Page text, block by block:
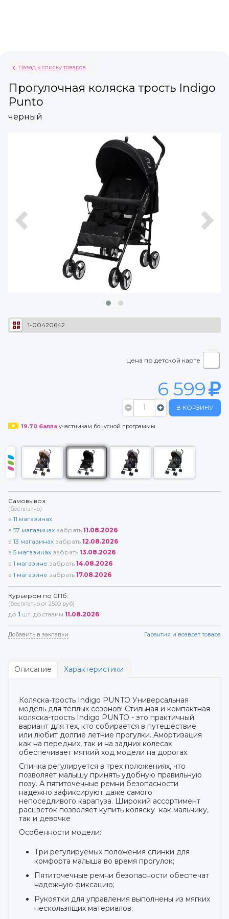
Назад к списку товаров
Прогулочная коляска трость Indigo
Punto
черный
1-00420642
Цена по детской карте
6 599
В КОРЗИНУ
19.70 баллаучастникам бонусной программы
Самовывоз:
(бесплатно)
в 11 магазинах
в 57 магазинах забрать 11.08.2026
в 13 магазинах забрать 12.08.2026
в 5 магазинах забрать 13.08.2026
в 1 магазине забрать 14.08.2026
в 1 магазине забрать 17.08.2026
Курьером по СПб:
(бесплатно от 2500 руб)
до 1 шт. доставим 11.08.2026
Добавить в закладки Гарантия и возврат товара
Описание Характеристики
Коляска-трость Indigo PUNTO Универсальная
модель для теплых сезонов! Стильная и компактная
коляска-трость Indigo PUNTO - это практичный
вариант для тех, кто собирается в путешествие
или любит долгие летние прогулки. Амортизация
как на передних, так и на задних колесах
обеспечивает мягкий ход модели на дорогах.
Спинка регулируется в трех положениях, что
позволяет малышу принять удобную правильную
позу. А пятиточечные ремни безопасности
надежно зафиксируют даже самого
непоседливого карапуза. Широкий ассортимент
расцветок позволяет купить коляску как мальчику,
так и девочке
Особенности модели:
Три регулируемых положения спинки для
комфорта малыша во время прогулок;
Пятиточечные ремни безопасности обеспечат
надежную фиксацию;
Рукоятки для управления выполнены из мягких
нескользящих материалов;